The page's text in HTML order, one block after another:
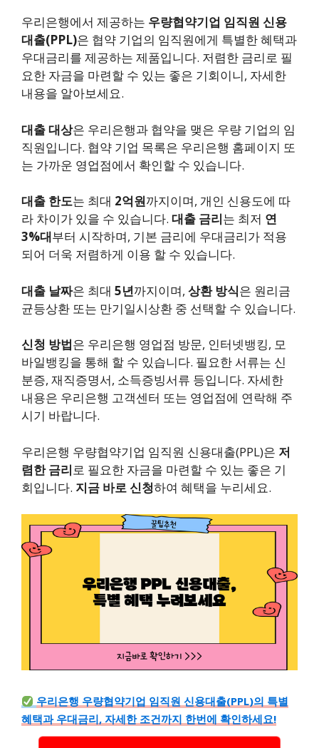
우리은행에서 제공하는 우량협약기업 임직원 신용
대출(PPL)은 협약 기업의 임직원에게 특별한 혜택과
우대금리를 제공하는 제품입니다. 저렴한 금리로 필
요한 자금을 마련할 수 있는 좋은 기회이니, 자세한
내용을 알아보세요.
대출 대상은 우리은행과 협약을 맺은 우량 기업의 임
직원입니다. 협약 기업 목록은 우리은행 홈페이지 또
는 가까운 영업점에서 확인할 수 있습니다.
대출 한도는 최대 2억원까지이며, 개인 신용도에 따
라 차이가 있을 수 있습니다. 대출 금리는 최저 연
3%대부터 시작하며, 기본 금리에 우대금리가 적용
되어 더욱 저렴하게 이용 할 수 있습니다.
대출 날짜은 최대 5년까지이며, 상환 방식은 원리금
균등상환 또는 만기일시상환 중 선택할 수 있습니다.
신청 방법은 우리은행 영업점 방문, 인터넷뱅킹, 모
바일뱅킹을 통해 할 수 있습니다. 필요한 서류는 신
분증, 재직증명서, 소득증빙서류 등입니다. 자세한
내용은 우리은행 고객센터 또는 영업점에 연락해 주
시기 바랍니다.
우리은행 우량협약기업 임직원 신용대출(PPL)은 저
렴한 금리 로 필요한 자금을 마련할 수 있는 좋은 기
회입니다. 지금 바로 신청하여 혜택을 누리세요.
우리은행 우량협약기업 임직원 신용대출(PPL)의 특별
혜택과 우대금리, 자세한 조건까지 한번에 확인하세요!